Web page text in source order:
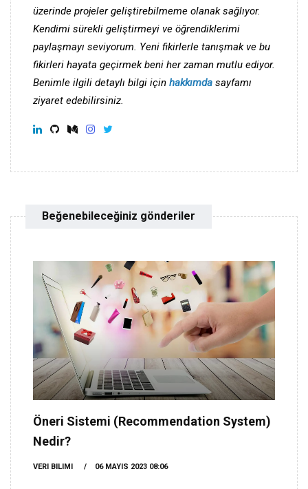
üzerinde projeler geliştirebilmeme olanak sağlıyor.
Kendimi sürekli geliştirmeyi ve öğrendiklerimi
paylaşmayı seviyorum. Yeni fikirlerle tanışmak ve bu
fikirleri hayata geçirmek beni her zaman mutlu ediyor.
Benimle ilgili detaylı bilgi için hakkımda sayfamı
ziyaret edebilirsiniz.
Beğenebileceğiniz gönderiler
Öneri Sistemi (Recommendation System)
Nedir?
VERI BILIMI 06 MAYIS 2023 08:06